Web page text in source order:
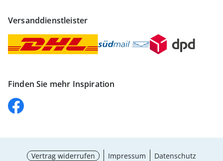
Versanddienstleister
Finden Sie mehr Inspiration
Vertrag widerrufen Impressum
Datenschutz